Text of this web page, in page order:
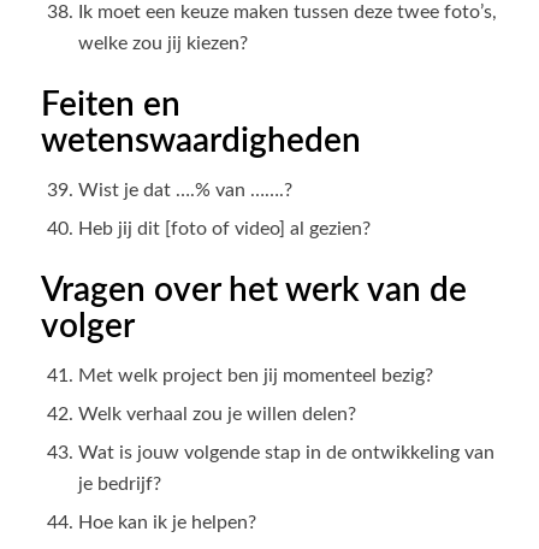
Ik moet een keuze maken tussen deze twee foto’s,
welke zou jij kiezen?
Feiten en
wetenswaardigheden
Wist je dat ….% van …….?
Heb jij dit [foto of video] al gezien?
Vragen over het werk van de
volger
Met welk project ben jij momenteel bezig?
Welk verhaal zou je willen delen?
Wat is jouw volgende stap in de ontwikkeling van
je bedrijf?
Hoe kan ik je helpen?